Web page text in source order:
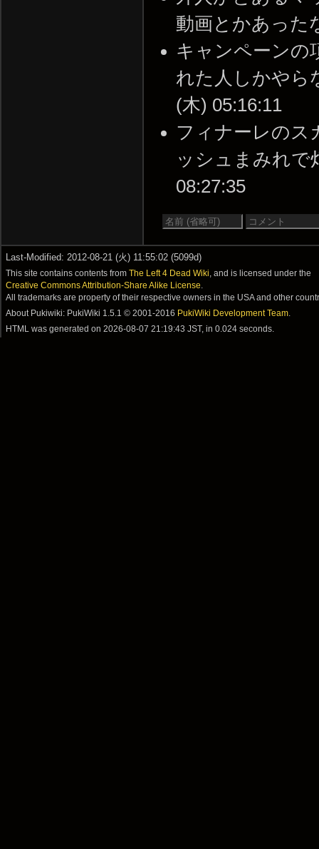
動画とかあった
キャンペーンの
れた人しかやら
(木) 05:16:11
フィナーレの
ッシュまみれで
08:27:35
Last-Modified: 2012-08-21 (火) 11:55:02 (5099d)
This site contains contents fromThe Left 4 Dead Wiki , and is licensed under the
Creative Commons Attribution-Share Alike License
All trademarks are property of their respective owners in the USA and other
About Pukiwiki: PukiWiki 1.5.1 © 2001-2016 PukiWiki Development Team
HTML was generated on2026-08-07 21:19:43 JST, in 0.024 seconds.